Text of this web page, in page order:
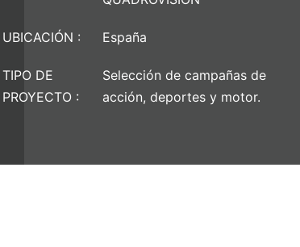
UBICACIÓN : España
TIPO DE
PROYECTO :
Selección de campañas de
acción, deportes y motor.